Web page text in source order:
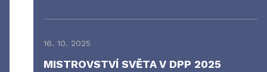
16. 10. 2025
MISTROVSTVÍ SVĚTA V DPP 2025